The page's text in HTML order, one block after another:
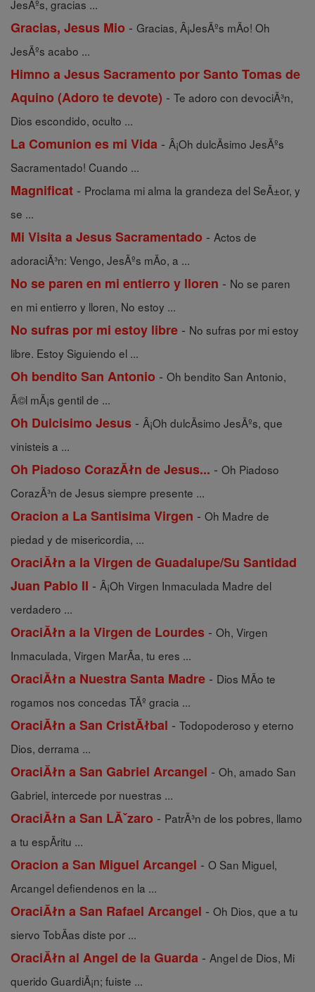
JesÃºs, gracias ...
Gracias, Jesus Mio - Gracias, Â¡JesÃºs mÃ­o! Oh
JesÃºs acabo ...
Himno a Jesus Sacramento por Santo Tomas de
Aquino (Adoro te devote) - Te adoro con devociÃ³n,
Dios escondido, oculto ...
La Comunion es mi Vida - Â¡Oh dulcÃ­simo JesÃºs
Sacramentado! Cuando ...
Magnificat - Proclama mi alma la grandeza del SeÃ±or, y
se ...
Mi Visita a Jesus Sacramentado - Actos de
adoraciÃ³n: Vengo, JesÃºs mÃ­o, a ...
No se paren en mi entierro y lloren - No se paren
en mi entierro y lloren, No estoy ...
No sufras por mi estoy libre - No sufras por mi estoy
libre. Estoy Siguiendo el ...
Oh bendito San Antonio - Oh bendito San Antonio,
Ã©l mÃ¡s gentil de ...
Oh Dulcisimo Jesus - Â¡Oh dulcÃ­simo JesÃºs, que
vinisteis a ...
Oh Piadoso CorazĂłn de Jesus... - Oh Piadoso
CorazÃ³n de Jesus siempre presente ...
Oracion a La Santisima Virgen - Oh Madre de
piedad y de misericordia, ...
OraciĂłn a la Virgen de Guadalupe/Su Santidad
Juan Pablo II - Â¡Oh Virgen Inmaculada Madre del
verdadero ...
OraciĂłn a la Virgen de Lourdes - Oh, Virgen
Inmaculada, Virgen MarÃ­a, tu eres ...
OraciĂłn a Nuestra Santa Madre - Dios MÃ­o te
rogamos nos concedas TÃº gracia ...
OraciĂłn a San CristĂłbal - Todopoderoso y eterno
Dios, derrama ...
OraciĂłn a San Gabriel Arcangel - Oh, amado San
Gabriel, intercede por nuestras ...
OraciĂłn a San LĂˇzaro - PatrÃ³n de los pobres, llamo
a tu espÃ­ritu ...
Oracion a San Miguel Arcangel - O San Miguel,
Arcangel defiendenos en la ...
OraciĂłn a San Rafael Arcangel - Oh Dios, que a tu
siervo TobÃ­as diste por ...
OraciĂłn al Angel de la Guarda - Angel de Dios, Mi
querido GuardiÃ¡n; fuiste ...